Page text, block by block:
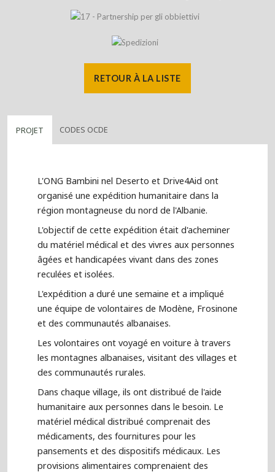
RETOUR À LA LISTE
PROJET CODES OCDE
L'ONG Bambini nel Deserto et Drive4Aid ont
organisé une expédition humanitaire dans la
région montagneuse du nord de l'Albanie.
L'objectif de cette expédition était d'acheminer
du matériel médical et des vivres aux personnes
âgées et handicapées vivant dans des zones
reculées et isolées.
L'expédition a duré une semaine et a impliqué
une équipe de volontaires de Modène, Frosinone
et des communautés albanaises.
Les volontaires ont voyagé en voiture à travers
les montagnes albanaises, visitant des villages et
des communautés rurales.
Dans chaque village, ils ont distribué de l'aide
humanitaire aux personnes dans le besoin. Le
matériel médical distribué comprenait des
médicaments, des fournitures pour les
pansements et des dispositifs médicaux. Les
provisions alimentaires comprenaient des